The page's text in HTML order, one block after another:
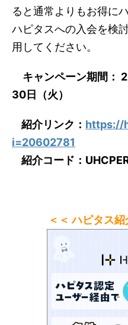
ると通常よりもお得に
ハピタスへの入会を検
用してください。
キャンペーン期間：
30日（火）
紹介リンク： https://
i=20602781
紹介コード：
＜＜ ハピタス